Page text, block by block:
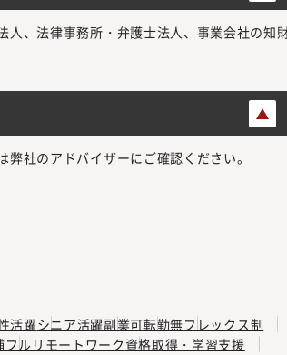
人、法律事務所・弁護士法人、事業会社の知
社のアドバイザーにご確認ください。
活躍シニア活躍副業可転勤無フレックス制
フルリモートワーク資格取得・学習支援